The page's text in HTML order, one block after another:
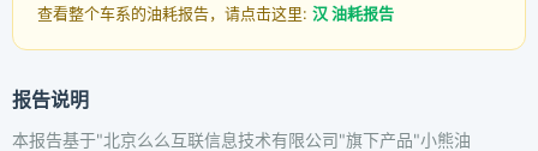
查看整个车系的油耗报告，请点击这里: 汉 油耗报告
报告说明
本报告基于"北京么么互联信息技术有限公司"旗下产品"小熊油